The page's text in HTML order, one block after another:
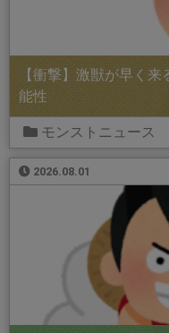
【衝撃】激獣が早く来
能性
モンストニュース
2026.08.01